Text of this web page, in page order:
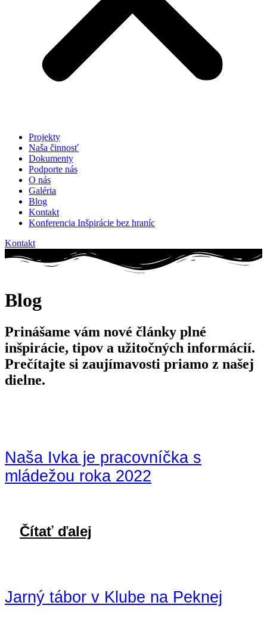
Projekty
Naša činnosť
Dokumenty
Podporte nás
O nás
Galéria
Blog
Kontakt
Konferencia Inšpirácie bez hraníc
Kontakt
Blog
Prinášame vám nové články plné
inšpirácie, tipov a užitočných informácií.
Prečítajte si zaujímavosti priamo z našej
dielne.
Naša Ivka je pracovníčka s
mládežou roka 2022
Čítať ďalej
Jarný tábor v Klube na Peknej